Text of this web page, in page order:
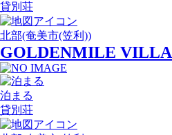
貸別荘
北部(奄美市(笠利))
GOLDENMILE VILLA
泊まる
貸別荘